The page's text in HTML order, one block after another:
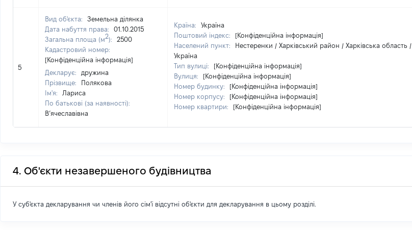
5
Вид об'єкта:
Земельна ділянка
Дата набуття права:
01.10.2015
Загальна площа (м2):
2500
Кадастровий номер:
[Конфіденційна інформація]
Декларує:
дружина
Прізвище:
Полякова
Ім'я:
Лариса
По батькові (за наявності):
В’ячеславівна
Країна:
Україна
Поштовий індекс:
[Конфіденційна інформація]
Населений пункт:
Нестеренки / Харківський район / Харківська область /
Україна
Тип вулиці:
[Конфіденційна інформація]
Вулиця:
[Конфіденційна інформація]
Номер будинку:
[Конфіденційна інформація]
Номер корпусу:
[Конфіденційна інформація]
Номер квартири:
[Конфіденційна інформація]
4. Об'єкти незавершеного будівництва
У суб'єкта декларування чи членів його сім'ї відсутні об'єкти для декларування в цьому розділі.